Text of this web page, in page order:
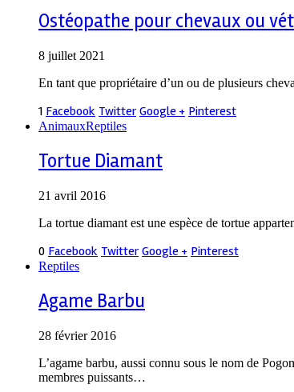
Ostéopathe pour chevaux ou
8 juillet 2021
En tant que propriétaire d’un ou de plusieurs
1 Facebook Twitter Google + Pinterest
AnimauxReptiles
Tortue Diamant
21 avril 2016
La tortue diamant est une espèce de tortue
0 Facebook Twitter Google + Pinterest
Reptiles
Agame Barbu
28 février 2016
L’agame barbu, aussi connu sous le nom de
membres puissants…